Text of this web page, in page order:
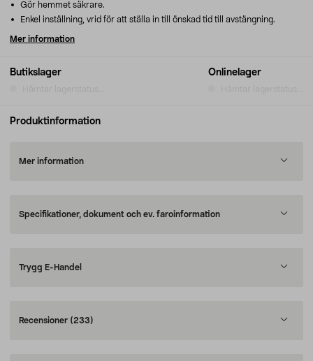
Butikslager Onlinelager
Gör hemmet säkrare.
Enkel inställning, vrid för att ställa in till önskad tid till avstängning.
Mer information
Produktinformation
Mer information
Specifikationer, dokument och ev. faroinformation
Trygg E-Handel
Recensioner (233)